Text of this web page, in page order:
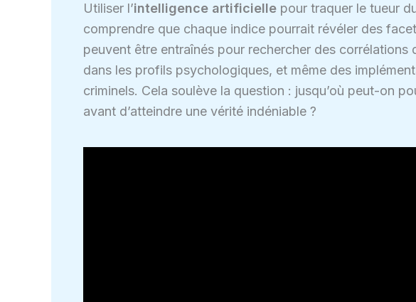
Utiliser l’intelligence artificielle pour traquer le tueur
comprendre que chaque indice pourrait révéler des
peuvent être entraînés pour rechercher des corrélations
dans les profils psychologiques, et même des
criminels. Cela soulève la question : jusqu’où peut-on
avant d’atteindre une vérité indéniable ?